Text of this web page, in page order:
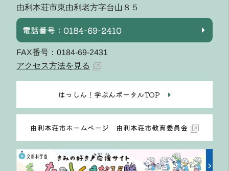
由利本荘市東由利老方字台山８５
電話番号：0184-69-2410
FAX番号：0184-69-2431
アクセス方法を見る
はっしん！学ぶんポータルTOP
由利本荘市ホームページ 由利本荘市教育委員会